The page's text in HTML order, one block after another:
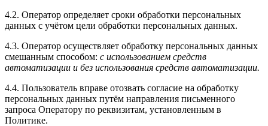
4.2. Оператор определяет сроки обработки персональных
данных с учётом цели обработки персональных данных.
4.3. Оператор осуществляет обработку персональных данных
смешанным способом: с использованием средств
автоматизации и без использования средств автоматизации.
4.4. Пользователь вправе отозвать согласие на обработку
персональных данных путём направления письменного
запроса Оператору по реквизитам, установленным в
Политике.